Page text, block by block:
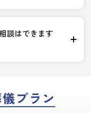
談はできます
プラン